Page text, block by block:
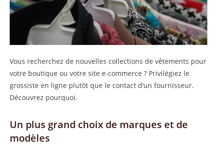
Vous recherchez de nouvelles collections de vêtements pour
votre boutique ou votre site e-commerce ? Privilégiez le
grossiste en ligne plutôt que le contact d’un fournisseur.
Découvrez pourquoi.
Un plus grand choix de marques et de
modèles